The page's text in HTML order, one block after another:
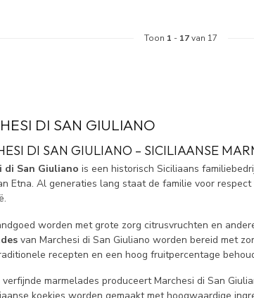
Toon 1 - 17van 17
DI SAN GIULIANO
DI SAN GIULIANO – SICILIAANSE
di San Giuliano is een historisch Siciliaans
Etna. Al generaties lang staat de familie voor
worden met grote zorg citrusvruchten en
van Marchesi di San Giuliano worden bereid met
recepten en een hoog fruitpercentage
marmelades produceert Marchesi di San